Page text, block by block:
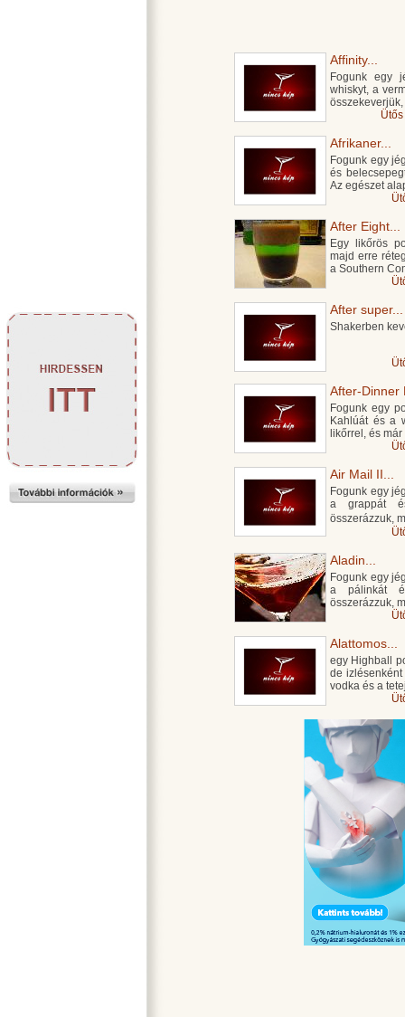
Affinity...
Fogunk egy
whiskyt, a
Afrikaner...
Fogunk egy
és
Az egészet
After Eight...
Egy likőrös
majd erre
a Southern
After super...
Shakerben
After-Dinner
Fogunk egy
Kahlúát és a
likőrrel, és
Air Mail II...
Fogunk egy
a grappát
összerázzuk,
Aladin...
Fogunk egy
a pálinkát
összerázzuk,
Alattomos...
egy Highball
de
vodka és a